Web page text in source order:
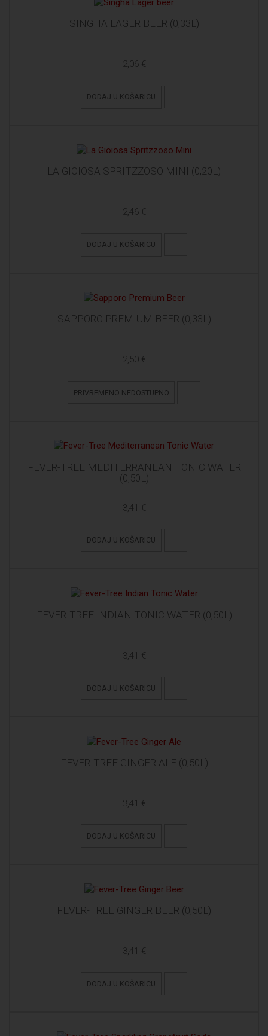
SINGHA LAGER BEER (0,33L)
2,06 €
DODAJ U KOŠARICU
LA GIOIOSA SPRITZZOSO MINI (0,20L)
2,46 €
DODAJ U KOŠARICU
SAPPORO PREMIUM BEER (0,33L)
2,50 €
PRIVREMENO NEDOSTUPNO
FEVER-TREE MEDITERRANEAN TONIC WATER
(0,50L)
3,41 €
DODAJ U KOŠARICU
FEVER-TREE INDIAN TONIC WATER (0,50L)
3,41 €
DODAJ U KOŠARICU
FEVER-TREE GINGER ALE (0,50L)
3,41 €
DODAJ U KOŠARICU
FEVER-TREE GINGER BEER (0,50L)
3,41 €
DODAJ U KOŠARICU